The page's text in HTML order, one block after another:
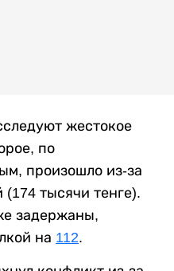
жестокое
по
произошло из-за
(174 тысячи тенге).
задержаны,
на 112.